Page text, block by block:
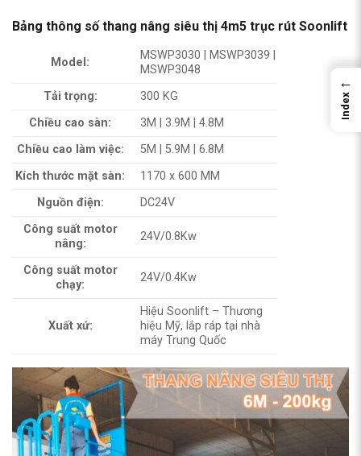
Bảng thông số thang nâng siêu thị 4m5 trục rút Soonlift
Model:
MSWP3030 | MSWP3039 |
MSWP3048
Tải trọng:
300 KG
Chiều cao sàn:
3M | 3.9M | 4.8M
Chiều cao làm việc:
5M | 5.9M | 6.8M
Kích thước mặt sàn:
1170 x 600 MM
Nguồn điện:
DC24V
Công suất motor
nâng:
24V/0.8Kw
Công suất motor
chạy:
24V/0.4Kw
Xuất xứ:
Hiệu Soonlift – Thương
hiệu Mỹ, lắp ráp tại nhà
máy Trung Quốc
←
Index